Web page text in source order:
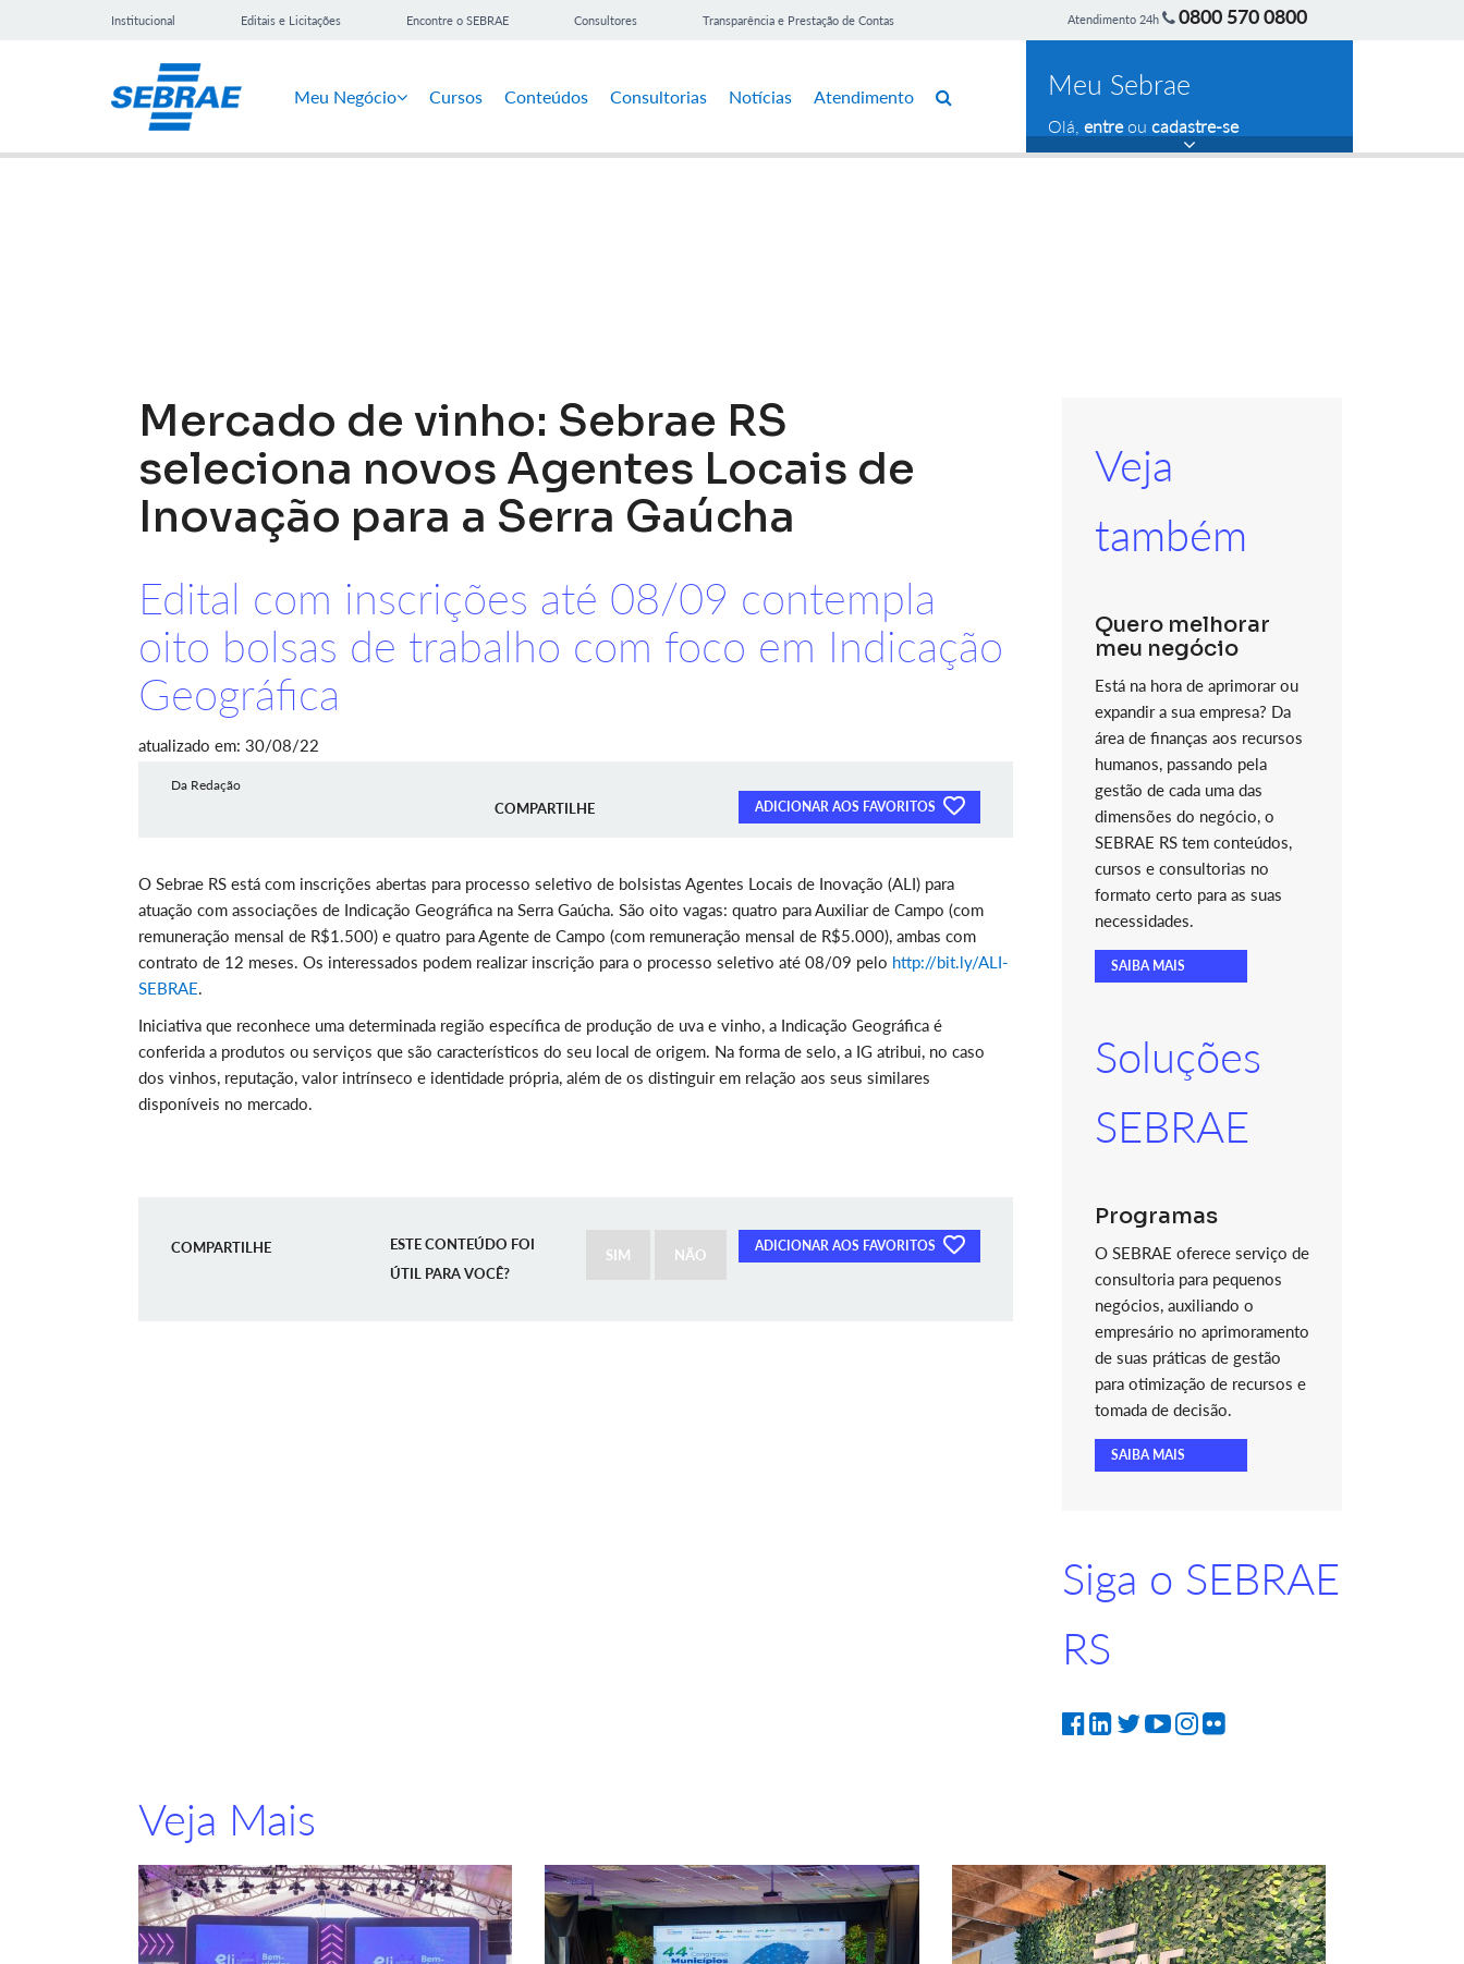
Institucional Editais e Licitações Encontre o SEBRAE Consultores Transparência e Prestação de Contas Atendimento 24h 0800 570 0800
Meu Negócio Cursos Conteúdos Consultorias Notícias Atendimento Meu Sebrae
Olá, entreou cadastre-se
Mercado de vinho: Sebrae RS
seleciona novos Agentes Locais de
Inovação para a Serra Gaúcha
Edital com inscrições até 08/09 contempla
oito bolsas de trabalho com foco em Indicação
Geográfica
atualizado em: 30/08/22
Da Redação
COMPARTILHE ADICIONAR AOS FAVORITOS
O Sebrae RS está com inscrições abertas para processo seletivo de bolsistas Agentes Locais de Inovação (ALI) para
atuação com associações de Indicação Geográfica na Serra Gaúcha. São oito vagas: quatro para Auxiliar de Campo (com
remuneração mensal de R$1.500) e quatro para Agente de Campo (com remuneração mensal de R$5.000), ambas com
contrato de 12 meses. Os interessados podem realizar inscrição para o processo seletivo até 08/09 pelo http://bit.ly/ALI-
SEBRAE.
Iniciativa que reconhece uma determinada região específica de produção de uva e vinho, a Indicação Geográfica é
conferida a produtos ou serviços que são característicos do seu local de origem. Na forma de selo, a IG atribui, no caso
dos vinhos, reputação, valor intrínseco e identidade própria, além de os distinguir em relação aos seus similares
disponíveis no mercado.
COMPARTILHE ADICIONAR AOS FAVORITOS
ESTE CONTEÚDO FOI
ÚTIL PARA VOCÊ?
SIM NÃO
Veja
também
Quero melhorar
meu negócio
Está na hora de aprimorar ou
expandir a sua empresa? Da
área de finanças aos recursos
humanos, passando pela
gestão de cada uma das
dimensões do negócio, o
SEBRAE RS tem conteúdos,
cursos e consultorias no
formato certo para as suas
necessidades.
SAIBA MAIS
Soluções
SEBRAE
Programas
O SEBRAE oferece serviço de
consultoria para pequenos
negócios, auxiliando o
empresário no aprimoramento
de suas práticas de gestão
para otimização de recursos e
tomada de decisão.
SAIBA MAIS
Siga o SEBRAE
RS
Veja Mais